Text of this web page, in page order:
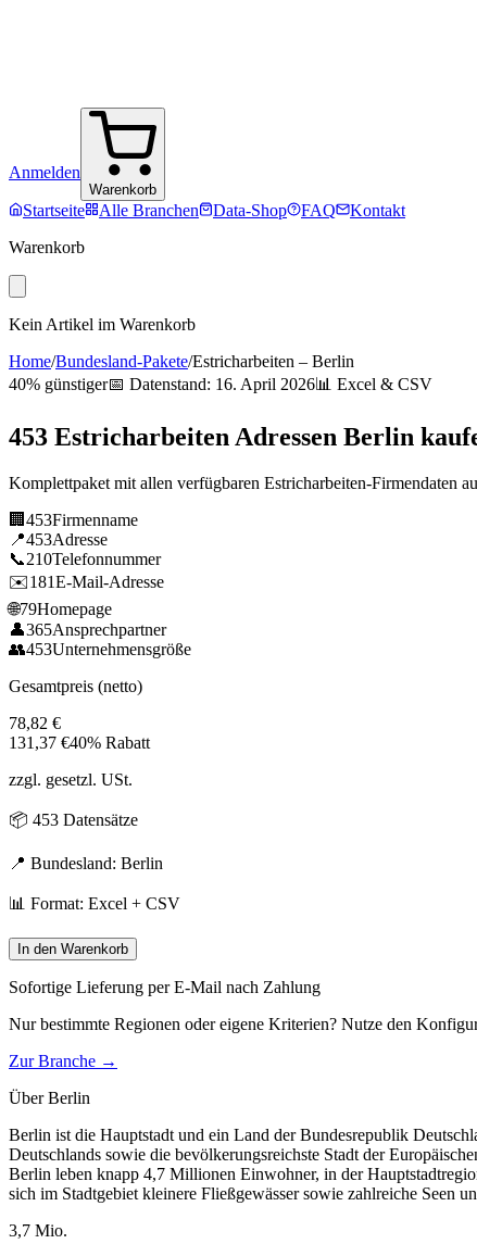
Anmelden
Warenkorb
Startseite Alle Branchen Data-Shop FAQ
Kontakt
Warenkorb
Kein Artikel im Warenkorb
Home/Bundesland-Pakete/Estricharbeiten – Berlin
40% günstiger📅 Datenstand: 16. April 2026📊 Excel & CSV
453 Estricharbeiten Adressen Berlin
Komplettpaket mit allen verfügbaren Estricharbeiten-Firmendaten
🏢 453Firmenname
📍453Adresse
📞210Telefonnummer
✉️181E-Mail-Adresse
🌐79Homepage
👤365Ansprechpartner
👥453Unternehmensgröße
Gesamtpreis (netto)
78,82 €
131,37 €40% Rabatt
zzgl. gesetzl. USt.
📦 453 Datensätze
📍 Bundesland: Berlin
📊 Format: Excel + CSV
In den Warenkorb
Sofortige Lieferung per E-Mail nach Zahlung
Nur bestimmte Regionen oder eigene Kriterien? Nutze den
Zur Branche →
ÜberBerlin
Berlin ist die Hauptstadt und ein Land der Bundesrepublik
Deutschlands sowie die bevölkerungsreichste Stadt der
Berlin leben knapp 4,7 Millionen Einwohner, in der
sich im Stadtgebiet kleinere Fließgewässer sowie zahlreiche Seen
3,7 Mio.